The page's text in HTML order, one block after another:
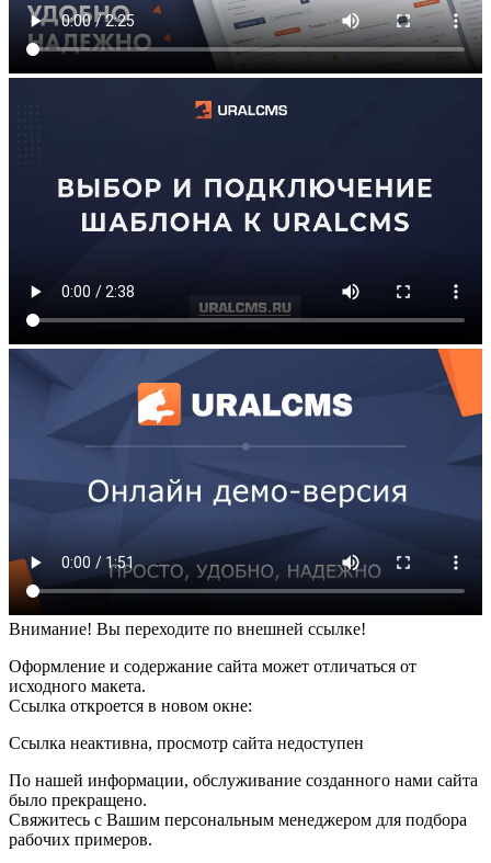
Внимание! Вы переходите по внешней ссылке!
Оформление и содержание сайта может отличаться от
исходного макета.
Ссылка откроется в новом окне:
Ссылка неактивна, просмотр сайта недоступен
По нашей информации, обслуживание созданного нами сайта
было прекращено.
Свяжитесь с Вашим персональным менеджером для подбора
рабочих примеров.